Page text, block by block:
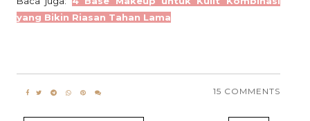
yang Bikin Riasan Tahan Lama
15 COMMENTS